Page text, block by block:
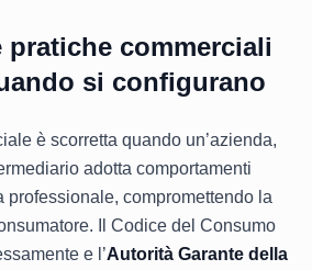
pratiche commerciali
si configurano
è scorretta quando un’azienda,
adotta comportamenti
professionale, compromettendo la
Il Codice del Consumo
e l’Autorità Garante della